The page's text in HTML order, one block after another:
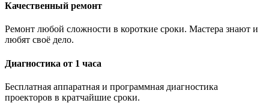
Качественный ремонт
Ремонт любой сложности в короткие сроки. Мастера знают и
любят своё дело.
Диагностика от 1 часа
Бесплатная аппаратная и программная диагностика
проекторов в кратчайшие сроки.